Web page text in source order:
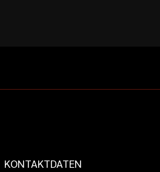
KONTAKTDATEN